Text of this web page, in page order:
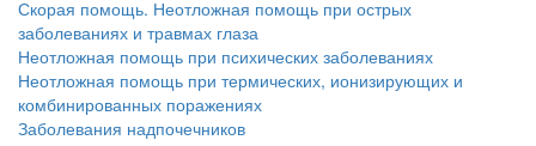
Скорая помощь. Неотложная помощь при острых
заболеваниях и травмах глаза
Неотложная помощь при психических заболеваниях
Неотложная помощь при термических, ионизирующих и
комбинированных поражениях
Заболевания надпочечников